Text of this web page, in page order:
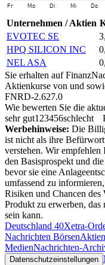
Unternehmen / Aktien
EVOTEC SE
HPQ SILICON INC
NEL ASA
Sie erhalten auf
Aktienkurse von und
FNRD-2.627.0
Wie bewerten Sie die
sehr gut1 23456schlecht
Werbehinweise: Die
ist nicht als ihre
verstehen. Wir empfehlen
den Basisprospekt und
bevor sie eine
umfassend zu
Risiken und Chancen
Produkt zu erwerben, das
sein kann.
Deutschland 40Xetra-
Nachrichten Börsen
MedienNachrichten-
Datenschutzeinstellungen